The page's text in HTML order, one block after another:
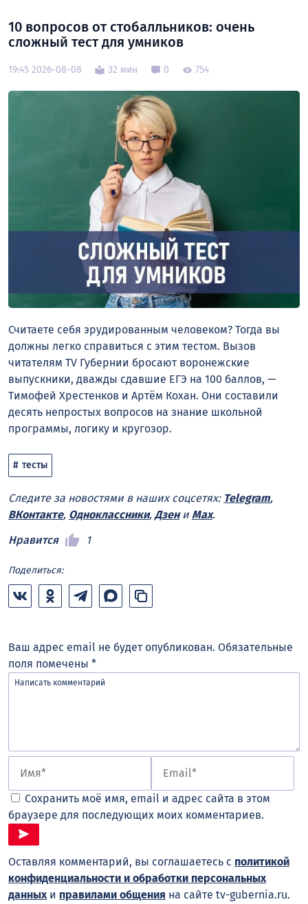
10 вопросов от стобалльников: очень
сложный тест для умников
19:45 2026-08-08 32 мин 0 754
Считаете себя эрудированным человеком? Тогда вы
должны легко справиться с этим тестом. Вызов
читателям TV Губернии бросают воронежские
выпускники, дважды сдавшие ЕГЭ на 100 баллов, —
Тимофей Хрестенков и Артём Кохан. Они составили
десять непростых вопросов на знание школьной
программы, логику и кругозор.
тесты
Следите за новостями в наших соцсетях: Telegram,
ВКонтакте, Одноклассники, Дзени Max.
Нравится
1
Поделиться:
Ваш адрес email не будет опубликован. Обязательные
поля помечены *
Сохранить моё имя, email и адрес сайта в этом
браузере для последующих моих комментариев.
Оставляя комментарий, вы соглашаетесь с политикой
конфиденциальности и обработки персональных
данныхи правилами общения на сайте tv-gubernia.ru.